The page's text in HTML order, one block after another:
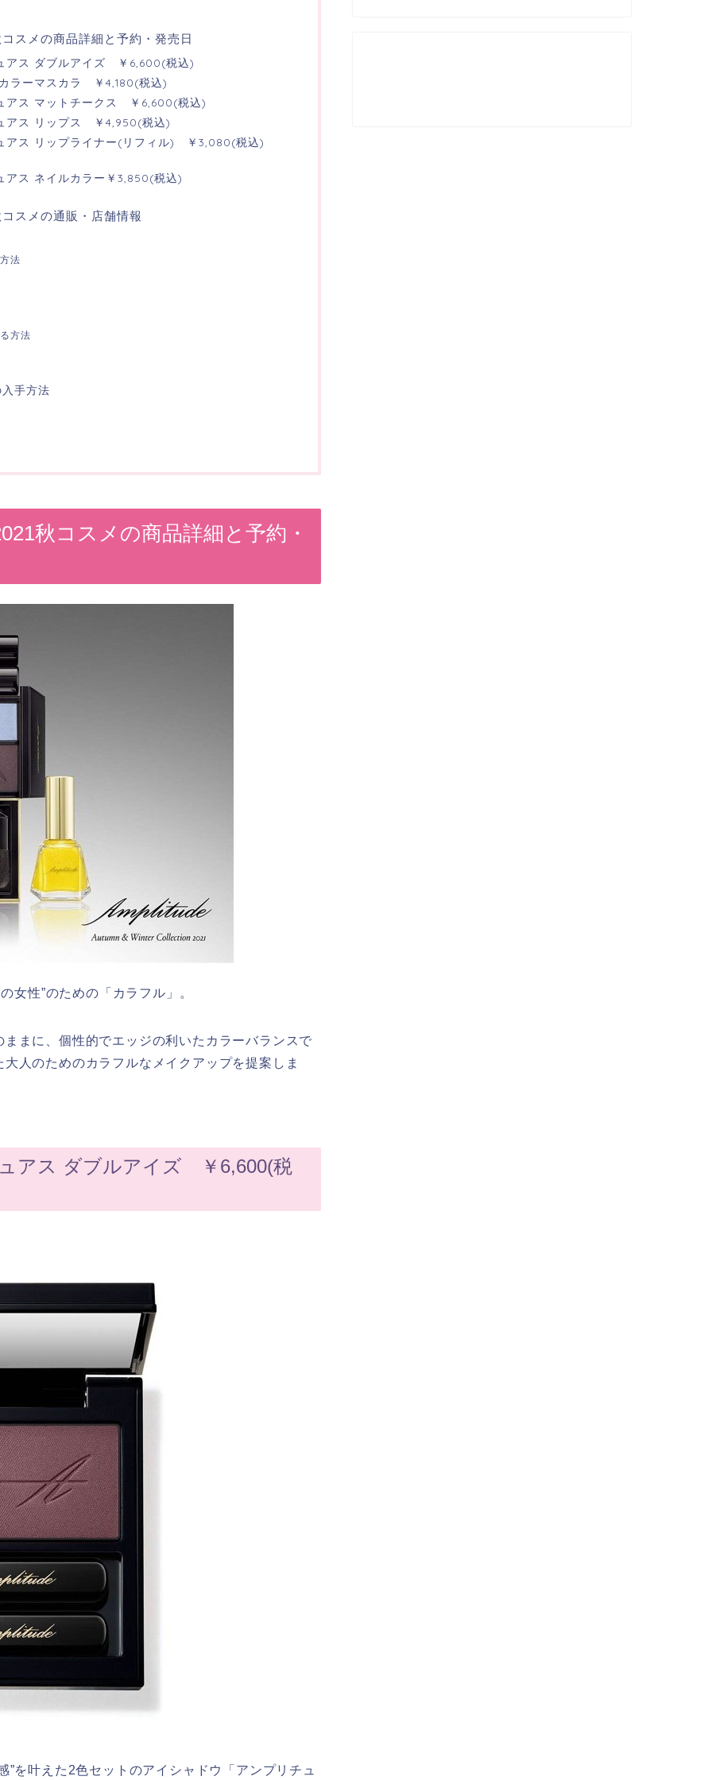
スメの商品詳細と予約・発売日
アス ダブルアイズ ￥6,600(税込)
ラーマスカラ ￥4,180(税込)
アス マットチークス ￥6,600(税込)
アス リップス ￥4,950(税込)
アス リップライナー(リフィル) ￥3,080(税込)
アス ネイルカラー￥3,850(税込)
スメの通販・店舗情報
法
方法
手方法
秋コスメの商品詳細と予約・
女性”のための「カラフル」。
まに、個性的でエッジの利いたカラーバランスで
人のためのカラフルなメイクアップを提案しま
アス ダブルアイズ ￥6,600(税
を叶えた2色セットのアイシャドウ「アンプリチュ